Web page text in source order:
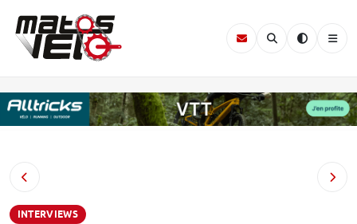
INTERVIEWS